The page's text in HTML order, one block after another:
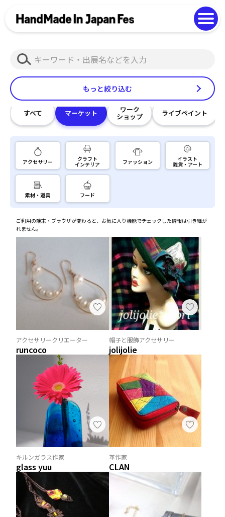
Photo Gallery
もっと絞り込む
検
索
すべて マーケット ワーク
ショップ ライブペイント
アクセサリー クラフト
インテリア ファッション イラスト
雑貨・アート
素材・道具 フード
ご利用の端末・ブラウザが変わると、お気に入り機能でチェックした情報は引き継が
れません。
アクセサリークリエーター
runcoco
帽子と服飾アクセサリー
jolijolie
キルンガラス作家
glass yuu
革作家
CLAN